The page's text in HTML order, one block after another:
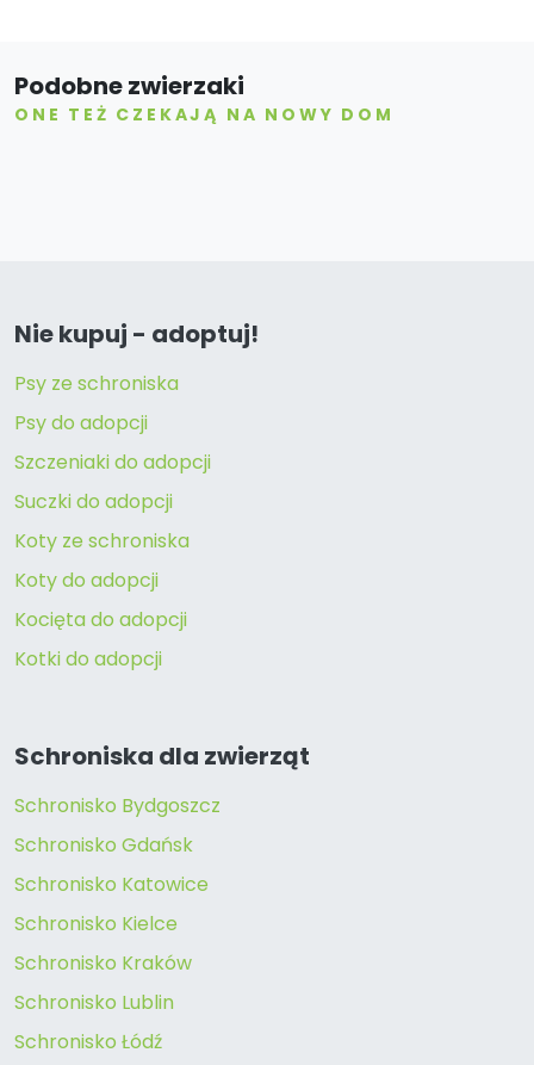
Podobne zwierzaki
ONE TEŻ CZEKAJĄ NA NOWY DOM
Nie kupuj - adoptuj!
Psy ze schroniska
Psy do adopcji
Szczeniaki do adopcji
Suczki do adopcji
Koty ze schroniska
Koty do adopcji
Kocięta do adopcji
Kotki do adopcji
Schroniska dla zwierząt
Schronisko Bydgoszcz
Schronisko Gdańsk
Schronisko Katowice
Schronisko Kielce
Schronisko Kraków
Schronisko Lublin
Schronisko Łódź